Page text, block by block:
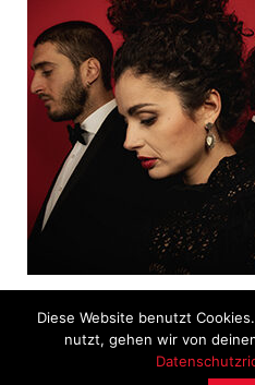
Suonno d’Ajere
Diese Website benutzt
nutzt, gehen wir von